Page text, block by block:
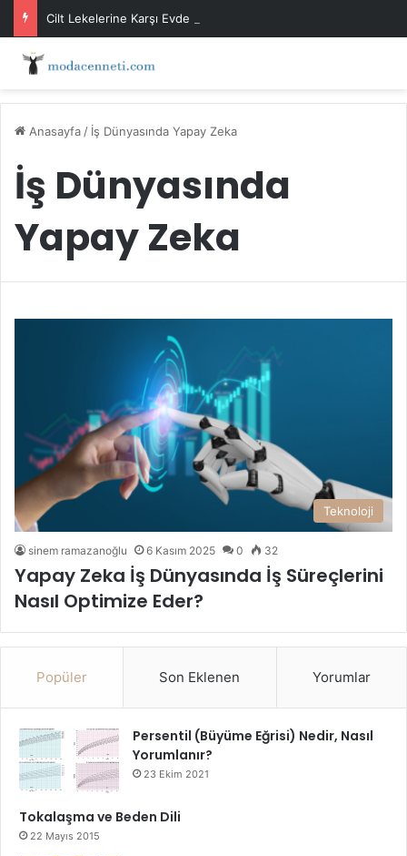
Cilt Lekelerine Karşı Evde Maske Önerileri
Anasayfa / İş Dünyasında Yapay Zeka
İş Dünyasında
Yapay Zeka
Teknoloji
sinem ramazanoğlu 6 Kasım 2025 0 32
Yapay Zeka İş Dünyasında İş Süreçlerini
Nasıl Optimize Eder?
Popüler Son Eklenen Yorumlar
Persentil (Büyüme Eğrisi) Nedir, Nasıl
Yorumlanır?
23 Ekim 2021
Tokalaşma ve Beden Dili
22 Mayıs 2015